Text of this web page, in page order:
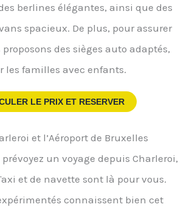
berlines élégantes, ainsi que des
spacieux. De plus, pour assurer
des sièges auto adaptés,
les familles avec enfants.
LE PRIX ET RESERVER
et l’Aéroport de Bruxelles
un voyage depuis Charleroi,
et de navette sont là pour vous.
connaissent bien cet